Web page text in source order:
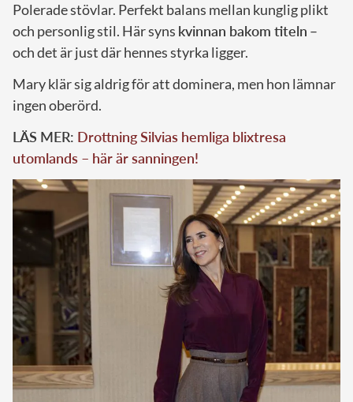
Polerade stövlar. Perfekt balans mellan kunglig plikt
och personlig stil. Här syns kvinnan bakom titeln –
och det är just där hennes styrka ligger.
Mary klär sig aldrig för att dominera, men hon lämnar
ingen oberörd.
LÄS MER: Drottning Silvias hemliga blixtresa
utomlands – här är sanningen!